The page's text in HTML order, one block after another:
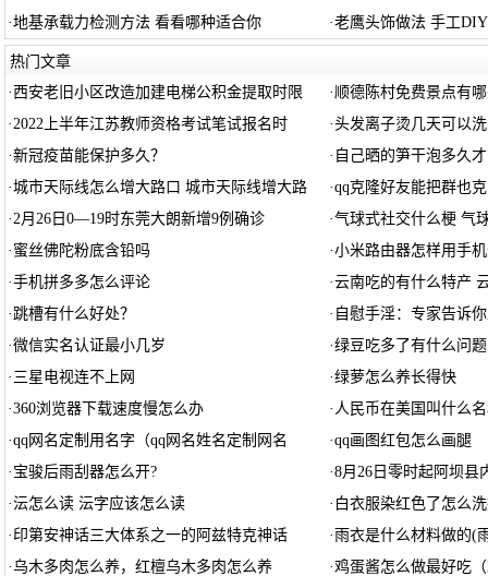
·地基承载力检测方法 看看哪种适合你 ·老鹰头饰做法 手工
热门文章
· 西安老旧小区改造加建电梯公积金提取时限 ·顺德陈村免费景点有
·2022上半年江苏教师资格考试笔试报名时 ·头发离子烫几天可以洗
·新冠疫苗能保护多久？ · 自己晒的笋干泡多久
·城市天际线怎么增大路口 城市天际线增大路 ·qq克隆好友能把群也
·2月26日0—19时东莞大朗新增9例确诊 ·气球式社交什么梗 气
· 蜜丝佛陀粉底含铅吗 ·小米路由器怎样用手
·手机拼多多怎么评论 ·云南吃的有什么特产
· 跳槽有什么好处？ · 自慰手淫：专家告诉
·微信实名认证最小几岁 ·绿豆吃多了有什么问题
· 三星电视连不上网 ·绿萝怎么养长得快
·360浏览器下载速度慢怎么办 · 人民币在美国叫什么
·qq网名定制用名字（qq网名姓名定制网名 ·qq画图红包怎么画腿
· 宝骏后雨刮器怎么开? ·8月26日零时起阿坝县
·沄怎么读 沄字应该怎么读 · 白衣服染红色了怎么
· 印第安神话三大体系之一的阿兹特克神话 · 雨衣是什么材料做的(
·乌木多肉怎么养，红檀乌木多肉怎么养 ·鸡蛋酱怎么做最好吃